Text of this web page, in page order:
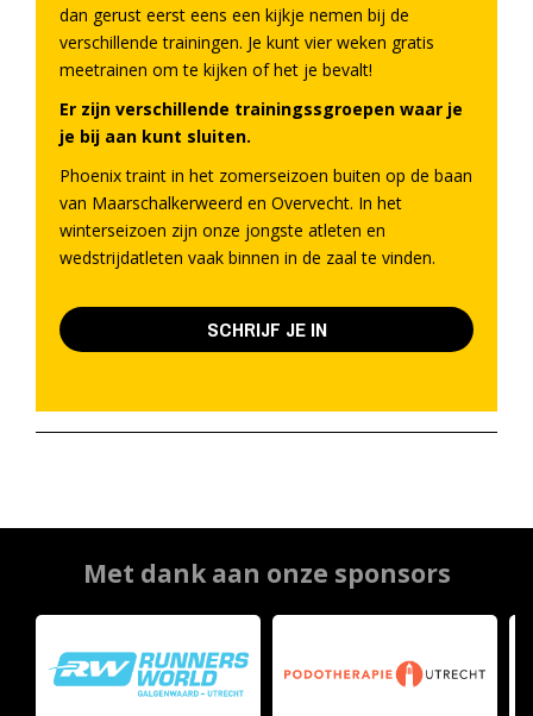
dan gerust eerst eens een kijkje nemen bij de
verschillende trainingen. Je kunt vier weken gratis
meetrainen om te kijken of het je bevalt!
Er zijn verschillende trainingssgroepen waar je
je bij aan kunt sluiten.
Phoenix traint in het zomerseizoen buiten op de baan
van Maarschalkerweerd en Overvecht. In het
winterseizoen zijn onze jongste atleten en
wedstrijdatleten vaak binnen in de zaal te vinden.
SCHRIJF JE IN
Met dank aan onze sponsors